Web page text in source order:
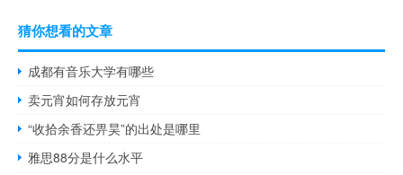
猜你想看的文章
成都有音乐大学有哪些
卖元宵如何存放元宵
“收拾余香还畀昊”的出处是哪里
雅思88分是什么水平